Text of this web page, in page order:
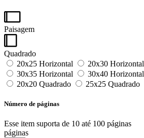
Paisagem
Quadrado
20x25 Horizontal
20x30 Horizontal
30x35 Horizontal
30x40 Horizontal
20x20 Quadrado
25x25 Quadrado
Número de páginas
Esse item suporta de 10 até 100 páginas
páginas